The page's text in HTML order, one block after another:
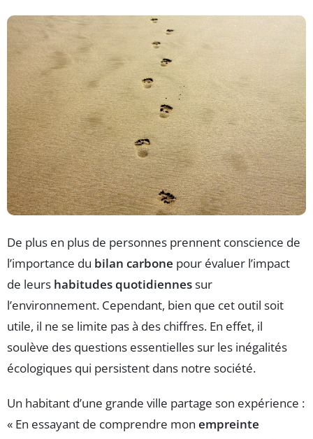
De plus en plus de personnes prennent conscience de
l’importance du bilan carbone pour évaluer l’impact
de leurs habitudes quotidiennessur
l’environnement. Cependant, bien que cet outil soit
utile, il ne se limite pas à des chiffres. En effet, il
soulève des questions essentielles sur les inégalités
écologiques qui persistent dans notre société.
Un habitant d’une grande ville partage son expérience :
« En essayant de comprendre mon empreinte